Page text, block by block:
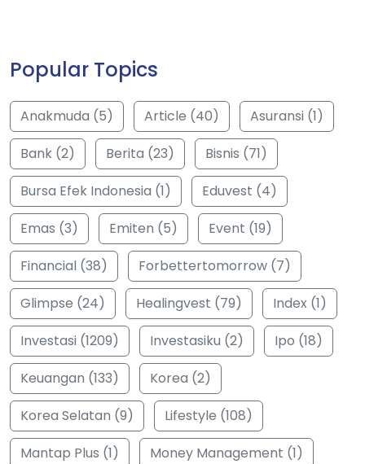
Popular Topics
Anakmuda (5) Article (40)
Asuransi (1)
Bank (2)
Berita (23)
Bisnis (71)
Bursa Efek Indonesia (1)
Eduvest (4)
Emas (3)
Emiten (5)
Event (19)
Financial (38)
Forbettertomorrow (7)
Glimpse (24)
Healingvest (79)
Index (1)
Investasi (1209)
Investasiku (2)
Ipo (18)
Keuangan (133)
Korea (2)
Korea Selatan (9)
Lifestyle (108)
Mantap Plus (1)
Money Management (1)